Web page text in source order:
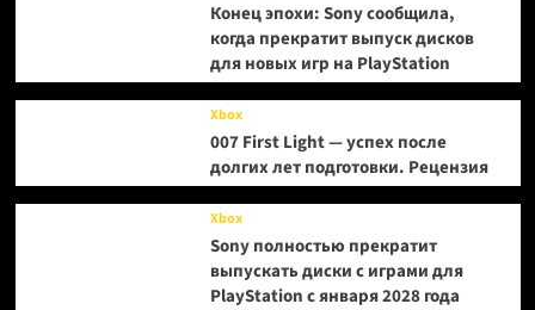
Конец эпохи: Sony сообщила,
когда прекратит выпуск дисков
для новых игр на PlayStation
Xbox
007 First Light — успех после
долгих лет подготовки. Рецензия
Xbox
Sony полностью прекратит
выпускать диски с играми для
PlayStation с января 2028 года